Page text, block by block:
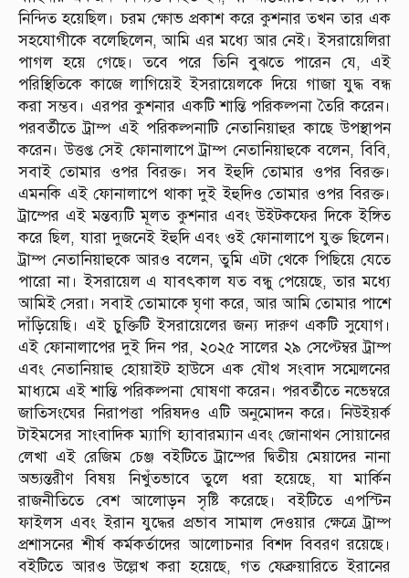
নিন্দিত হয়েছিল। চরম ক্ষোভ প্রকাশ করে কুশনার তখন তার এক
সহযোগীকে বলেছিলেন, আমি এর মধ্যে আর নেই। ইসরায়েলিরা
পাগল হয়ে গেছে। তবে পরে তিনি বুঝতে পারেন যে, এই
পরিস্থিতিকে কাজে লাগিয়েই ইসরায়েলকে দিয়ে গাজা যুদ্ধ বন্ধ
করা সম্ভব। এরপর কুশনার একটি শান্তি পরিকল্পনা তৈরি করেন।
পরবর্তীতে ট্রাম্প এই পরিকল্পনাটি নেতানিয়াহুর কাছে উপস্থাপন
করেন। উত্তপ্ত সেই ফোনালাপে ট্রাম্প নেতানিয়াহুকে বলেন, বিবি,
সবাই তোমার ওপর বিরক্ত। সব ইহুদি তোমার ওপর বিরক্ত।
এমনকি এই ফোনালাপে থাকা দুই ইহুদিও তোমার ওপর বিরক্ত।
ট্রাম্পের এই মন্তব্যটি মূলত কুশনার এবং উইটকফের দিকে ইঙ্গিত
করে ছিল, যারা দুজনেই ইহুদি এবং ওই ফোনালাপে যুক্ত ছিলেন।
ট্রাম্প নেতানিয়াহুকে আরও বলেন, তুমি এটা থেকে পিছিয়ে যেতে
পারো না। ইসরায়েল এ যাবৎকাল যত বন্ধু পেয়েছে, তার মধ্যে
আমিই সেরা। সবাই তোমাকে ঘৃণা করে, আর আমি তোমার পাশে
দাঁড়িয়েছি। এই চুক্তিটি ইসরায়েলের জন্য দারুণ একটি সুযোগ।
এই ফোনালাপের দুই দিন পর, ২০২৫ সালের ২৯ সেপ্টেম্বর ট্রাম্প
এবং নেতানিয়াহু হোয়াইট হাউসে এক যৌথ সংবাদ সম্মেলনের
মাধ্যমে এই শান্তি পরিকল্পনা ঘোষণা করেন। পরবর্তীতে নভেম্বরে
জাতিসংঘের নিরাপত্তা পরিষদও এটি অনুমোদন করে। নিউইয়র্ক
টাইমসের সাংবাদিক ম্যাগি হ্যাবারম্যান এবং জোনাথন সোয়ানের
লেখা এই রেজিম চেঞ্জ বইটিতে ট্রাম্পের দ্বিতীয় মেয়াদের নানা
অভ্যন্তরীণ বিষয় নিখুঁতভাবে তুলে ধরা হয়েছে, যা মার্কিন
রাজনীতিতে বেশ আলোড়ন সৃষ্টি করেছে। বইটিতে এপস্টিন
ফাইলস এবং ইরান যুদ্ধের প্রভাব সামাল দেওয়ার ক্ষেত্রে ট্রাম্প
প্রশাসনের শীর্ষ কর্মকর্তাদের আলোচনার বিশদ বিবরণ রয়েছে।
বইটিতে আরও উল্লেখ করা হয়েছে, গত ফেব্রুয়ারিতে ইরানের